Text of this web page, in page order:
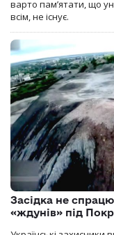
варто пам’ятати, що
всім, не існує.
Засідка не
«ждунів» під